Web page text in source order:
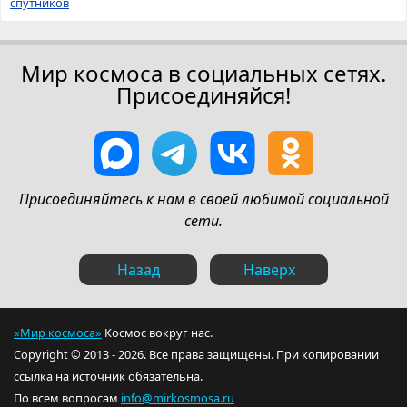
Мир космоса в социальных сетях.
Присоединяйся!
Присоединяйтесь к нам в своей любимой социальной
сети.
Назад Наверх
«Мир космоса» Космос вокруг нас.
Copyright © 2013 - 2026. Все права защищены. При копировании
ссылка на источник обязательна.
По всем вопросам info@mirkosmosa.ru